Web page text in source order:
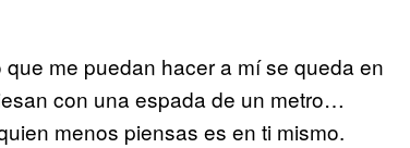
me puedan hacer a mí se queda en
con una espada de un metro…
menos piensas es en ti mismo.